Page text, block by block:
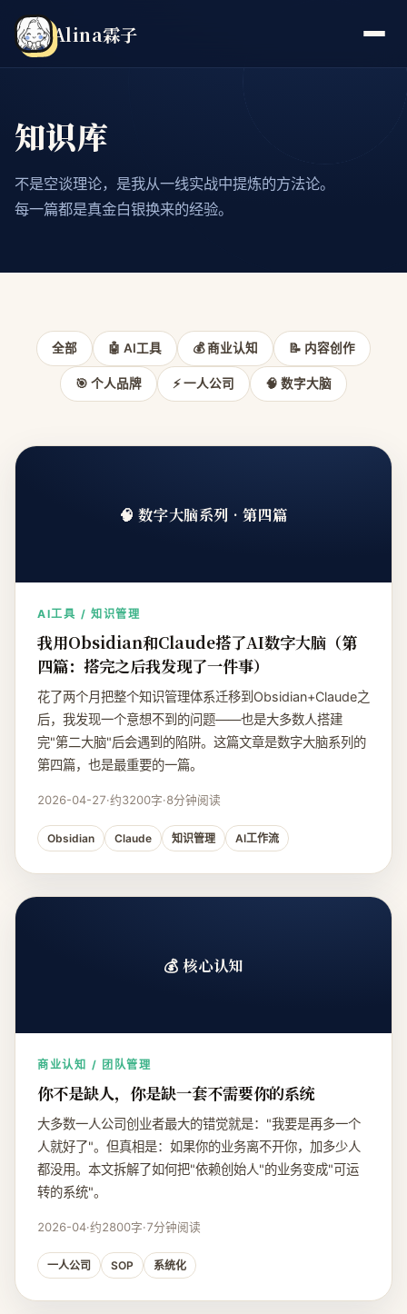
Alina霖子
知识库
不是空谈理论，是我从一线实战中提炼的方法论。
每一篇都是真金白银换来的经验。
全部 🤖 AI工具 💰 商业认知 📝 内容创作
🎯 个人品牌 ⚡ 一人公司 🧠 数字大脑
🧠 数字大脑系列 · 第四篇
AI工具 / 知识管理
我用Obsidian和Claude搭了AI数字大脑（第
四篇：搭完之后我发现了一件事）
花了两个月把整个知识管理体系迁移到Obsidian+Claude之
后，我发现一个意想不到的问题——也是大多数人搭建
完"第二大脑"后会遇到的陷阱。这篇文章是数字大脑系列的
第四篇，也是最重要的一篇。
2026-04-27·约3200字·8分钟阅读
Obsidian Claude 知识管理 AI工作流
💰 核心认知
商业认知 / 团队管理
你不是缺人，你是缺一套不需要你的系统
大多数一人公司创业者最大的错觉就是："我要是再多一个
人就好了"。但真相是：如果你的业务离不开你，加多少人
都没用。本文拆解了如何把"依赖创始人"的业务变成"可运
转的系统"。
2026-04·约2800字·7分钟阅读
一人公司 SOP 系统化